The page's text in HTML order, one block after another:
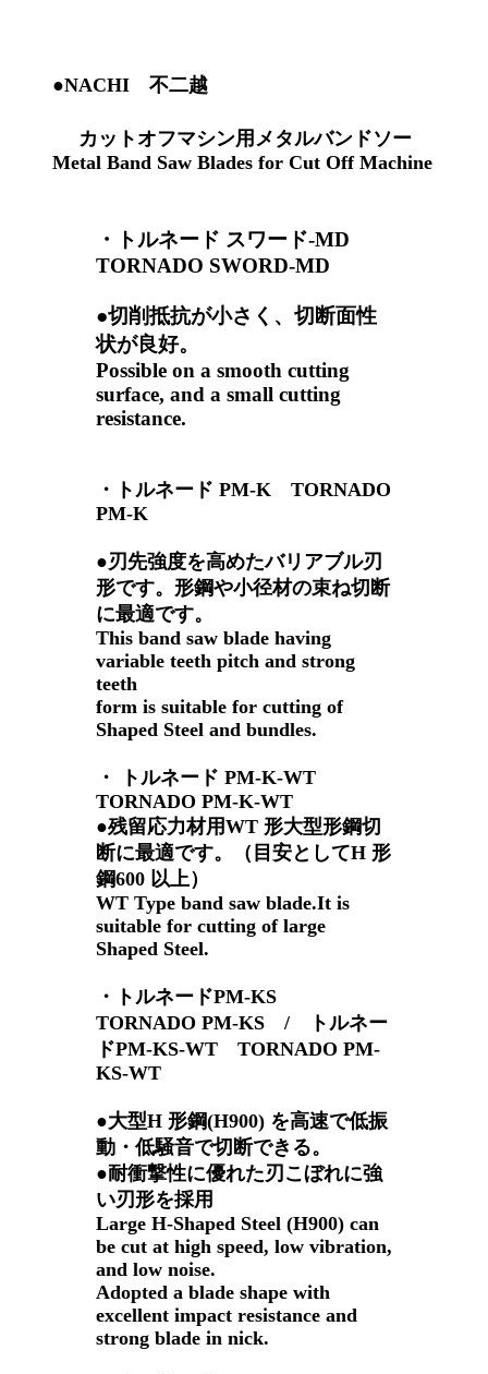
●NACHI 不二越
カットオフマシン用メタルバンドソー
Metal Band Saw Blades for Cut Off Machine
・
トルネード スワード-MD
TORNADO SWORD-MD
●切削抵抗が小さく、切断面性
状が良好。
Possible on a smooth cutting
surface, and a small cutting
resistance.
・トルネード PM-K TORNADO
PM-K
●刃先強度を高めたバリアブル刃
形です。形鋼や小径材の束ね切断
に最適です。
This band saw blade having
variable teeth pitch and strong
teeth
form is suitable for cutting of
Shaped Steel and bundles.
・ トルネード PM-K-WT
TORNADO PM-K-WT
●残留応力材用WT 形大型形鋼切
断に最適です。（目安としてH 形
鋼600 以上）
WT Type band saw blade.It is
suitable for cutting of large
Shaped Steel.
・トルネードPM-KS
TORNADO PM-KS / トルネー
ドPM-KS-WT TORNADO PM-
KS-WT
●大型H 形鋼(H900) を高速で低振
動・低騒音で切断できる。
●耐衝撃性に優れた刃こぼれに強
い刃形を採用
Large H-Shaped Steel (H900) can
be cut at high speed, low vibration,
and low noise.
Adopted a blade shape with
excellent impact resistance and
strong blade in nick.